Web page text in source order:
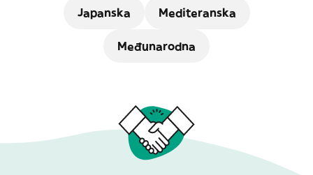
Japanska Mediteranska
Međunarodna